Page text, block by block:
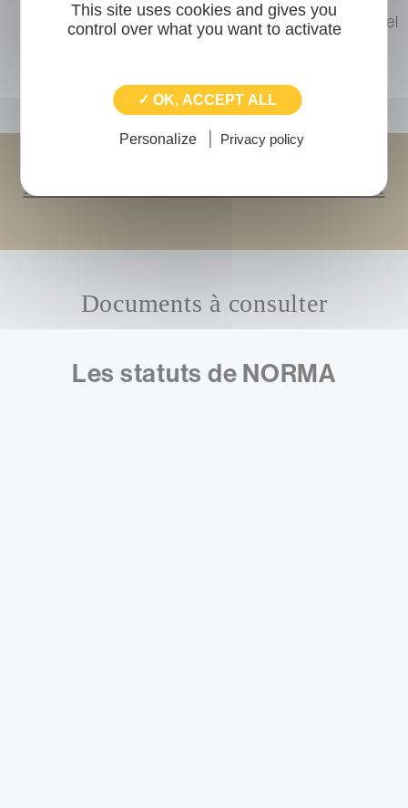
prénom, fonction, ligne directe et adresse courriel
individuelle au sein de la structure
Accéder au formulaire d'adhésion
Documents à consulter
Les statuts de NORMA
This site uses cookies and gives you
control over what you want to activate
✓ OK, ACCEPT ALL
Personalize Privacy policy